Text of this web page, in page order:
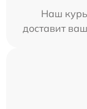
Наш
доставит